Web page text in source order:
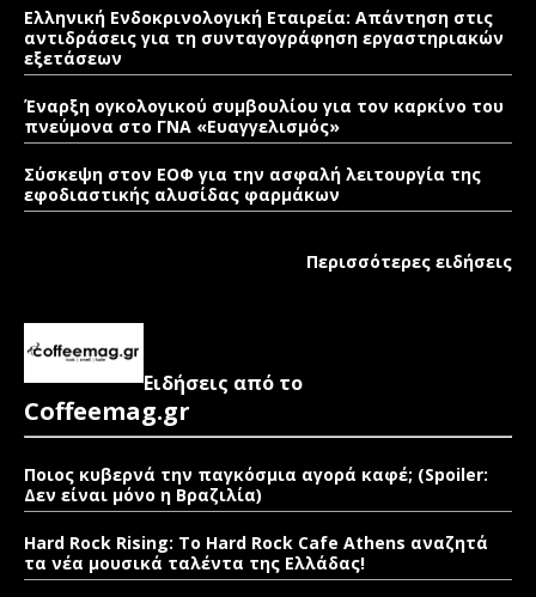
Ελληνική Ενδοκρινολογική Εταιρεία: Απάντηση στις
αντιδράσεις για τη συνταγογράφηση εργαστηριακών
εξετάσεων
Έναρξη ογκολογικού συμβουλίου για τον καρκίνο του
πνεύμονα στο ΓΝΑ «Ευαγγελισμός»
Σύσκεψη στον ΕΟΦ για την ασφαλή λειτουργία της
εφοδιαστικής αλυσίδας φαρμάκων
Περισσότερες ειδήσεις
Ειδήσεις από το
Coffeemag.gr
Ποιος κυβερνά την παγκόσμια αγορά καφέ; (Spoiler:
Δεν είναι μόνο η Βραζιλία)
Hard Rock Rising: Το Hard Rock Cafe Athens αναζητά
τα νέα μουσικά ταλέντα της Ελλάδας!